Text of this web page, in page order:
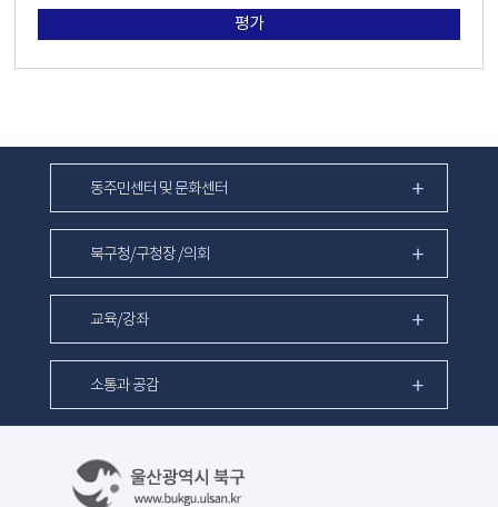
평가
동주민센터 및 문화센터
북구청/구청장 /의회
교육/강좌
소통과 공감